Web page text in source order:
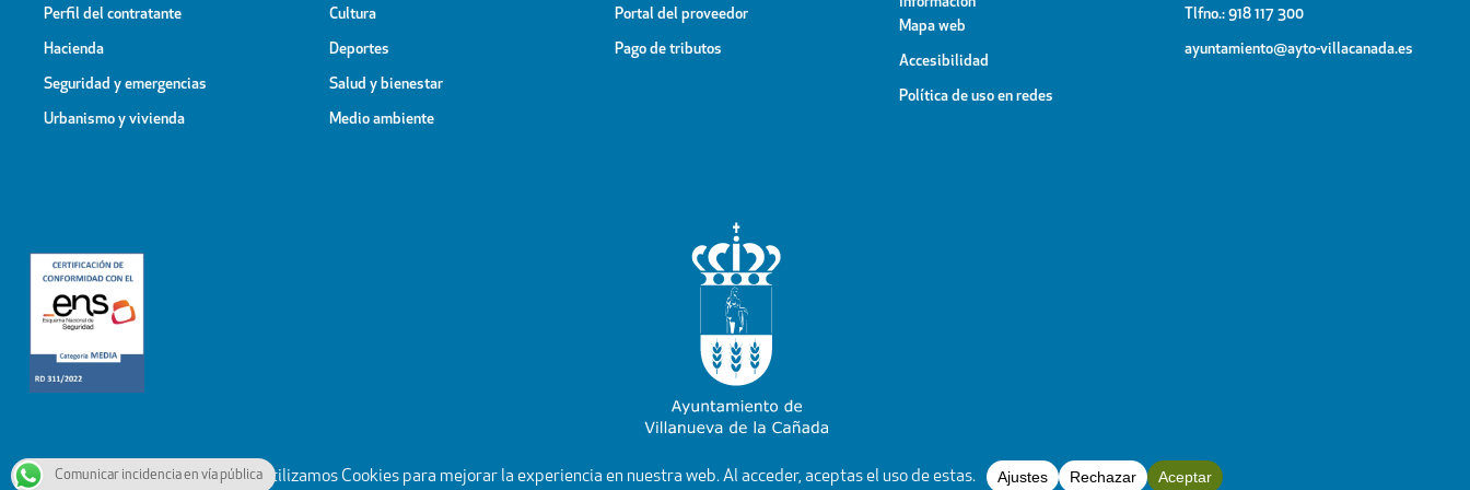
Perfil del contratante
Hacienda
Seguridad y emergencias
Urbanismo y vivienda
Cultura
Deportes
Salud y bienestar
Medio ambiente
Portal del proveedor
Pago de tributos
Mapa web
Accesibilidad
Política de uso en redes
Tlfno.: 918 117 300
ayuntamiento@ayto-villacanada.es
YouTubeFacebookInstagram
X Rss
Comunicar incidencia en vía pública